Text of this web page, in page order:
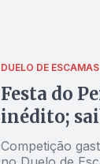
DUELO DE ESCAMAS
Festa do
inédito;
Competição